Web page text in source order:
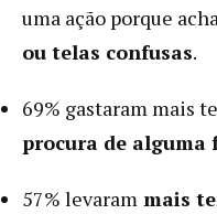
uma ação porque
ou telas confusas.
69% gastaram mais
procura de alguma
57% levaram mais